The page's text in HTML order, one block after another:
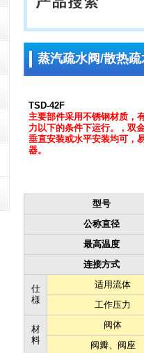
蒸汽疏水阀/散热
TSD-42F
主要部件采用不锈钢材质，
力以下的条件下运行。 , 双
垂直安装或水平安装均可，
器。
型号
公称直径
最高温度
连接方式
仕
様
适用流体
工作压力
材
料
阀体
阀瓣、阀座